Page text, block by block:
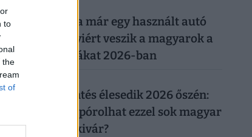
to
the
of
8.
a kutyáért ma már egy használt autó
elkérik: ennyiért veszik a magyarok a
fajtákat 2026-ban
7.
rezsicsökkentés élesedik 2026 őszén:
tízezreket spórolhat ezzel sok magyar
aki most kivár?